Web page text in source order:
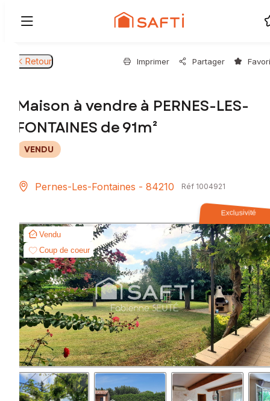
Retour Imprimer Partager
Maison à vendre à PERNES-LES-
FONTAINES de 91m²
VENDU
Pernes-Les-Fontaines - 84210 Réf 1004921
Exclusivité
Vendu
Coup de coeur